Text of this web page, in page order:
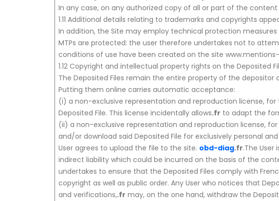
In any case, on any authorized copy of all or part of the
1.11 Additional details relating to trademarks and copyrights
In addition, the Site may employ technical protection
MTPs are protected: the user therefore undertakes not to
conditions of use have been created on the site
1.12 Copyright and intellectual property rights on the Deposited
The Deposited Files remain the entire property of the
Putting them online carries automatic acceptance:
(i) a non-exclusive representation and reproduction license,
Deposited File. This license incidentally allows.fr to adapt the
(ii) a non-exclusive representation and reproduction license,
and/or download said Deposited File for exclusively personal
User agrees to upload the file to the site. obd-diag.fr.The
indirect liability which could be incurred on the basis of the
undertakes to ensure that the Deposited Files comply with
copyright as well as public order. Any User who notices that
and verifications,.fr may, on the one hand, withdraw the